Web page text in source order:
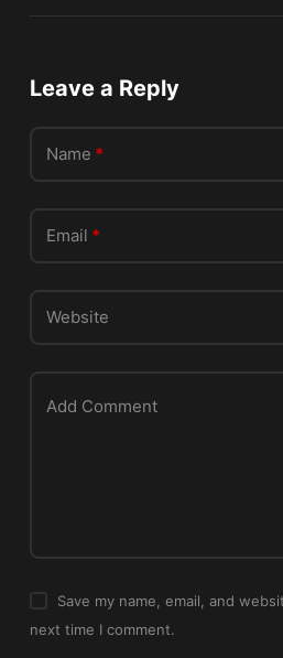
Leave a Reply
Name *
Email *
Website
Add Comment
Save my name, email, and
next time I comment.